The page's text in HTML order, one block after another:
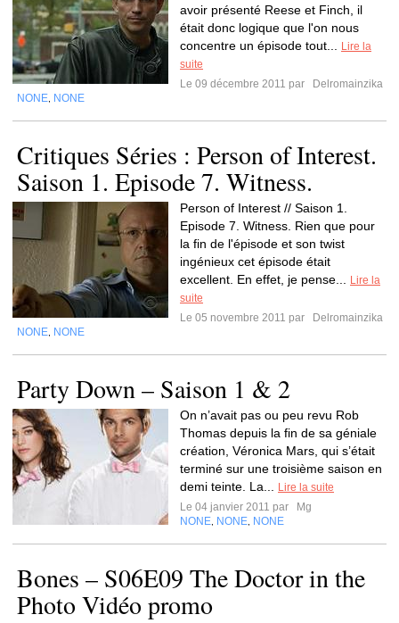
avoir présenté Reese et Finch, il
était donc logique que l'on nous
concentre un épisode tout...
Lire la
suite
Le 09 décembre 2011 par
Delromainzika
NONE NONE
Critiques Séries : Person of Interest.
Saison 1. Episode 7. Witness.
Person of Interest // Saison 1.
Episode 7. Witness. Rien que pour
la fin de l'épisode et son twist
ingénieux cet épisode était
excellent. En effet, je pense...
Lire la
suite
Le 05 novembre 2011 par
Delromainzika
NONE NONE
Party Down – Saison 1 & 2
On n’avait pas ou peu revu Rob
Thomas depuis la fin de sa géniale
création, Véronica Mars, qui s’était
terminé sur une troisième saison en
demi teinte. La...
Lire la suite
Le 04 janvier 2011 par
Mg
NONE NONE NONE
Bones – S06E09 The Doctor in the
Photo Vidéo promo